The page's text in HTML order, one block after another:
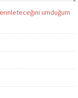
umduğum